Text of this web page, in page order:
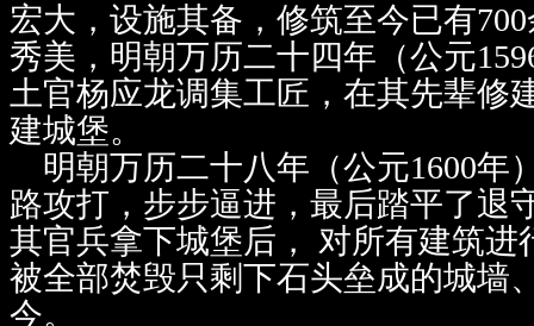
宏大，设施其备，修筑至今已有
秀美，明朝万历二十四年（公元
土官杨应龙调集工匠，在其先辈修
建城堡。
明朝万历二十八年（公元1600年
路攻打，步步逼进，最后踏平了退
其官兵拿下城堡后， 对所有建筑进
被全部焚毁只剩下石头垒成的城墙
今。